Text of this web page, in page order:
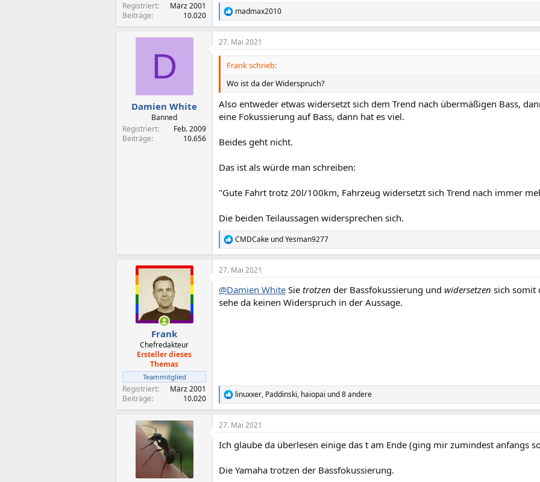
Registriert
März 2001
Beiträge
10.020
R
e
a
k
t
n
e
n
:
madmax2010
D
Damien White
Banned
Registriert
Feb. 2009
Beiträge
10.656
27. Mai 2021
Frank schrieb:
Wo ist da der Widerspruch?
Also entweder etwas widersetzt sich dem Trend nach übermäßigen Bass,
eine Fokussierung auf Bass, dann hat es viel.
Beides geht nicht.
Das ist als würde man schreiben:
"Gute Fahrt trotz 20l/100km, Fahrzeug widersetzt sich Trend nach immer
Die beiden Teilaussagen widersprechen sich.
R
e
a
k
i
o
CMDCake undYesman9277
Frank
Chefredakteur
Ersteller dieses
Themas
Teammitglied
Registriert
März 2001
Beiträge
10.020
27. Mai 2021
@Damien White Sie trotzen der Bassfokussierung und widersetzen sich somit
sehe da keinen Widerspruch in der Aussage.
R
e
a
k
i
n
e
linuxxer, Paddinski, haiopai und 8 andere
27. Mai 2021
Ich glaube da überlesen einige das t am Ende (ging mir zumindest anfangs
Die Yamaha trotzen der Bassfokussierung.